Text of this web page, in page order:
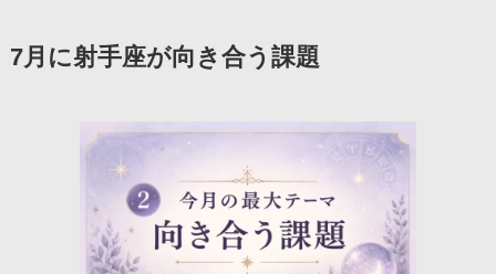
7月に射手座が向き合う課題